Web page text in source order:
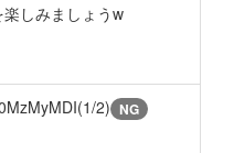
しみましょうw
2) NG